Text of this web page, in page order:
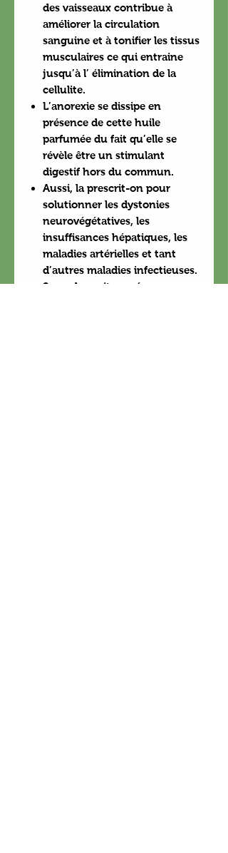
des vaisseaux contribue à
améliorer la circulation
sanguine et à tonifier les tissus
musculaires ce qui entraine
jusqu’à l’ élimination de la
cellulite.
L’anorexie se dissipe en
présence de cette huile
parfumée du fait qu’elle se
révèle être un stimulant
digestif hors du commun.
Aussi, la prescrit-on pour
solutionner les dystonies
neurovégétatives, les
insuffisances hépatiques, les
maladies artérielles et tant
d’autres maladies infectieuses.
Son odeur citronnée se